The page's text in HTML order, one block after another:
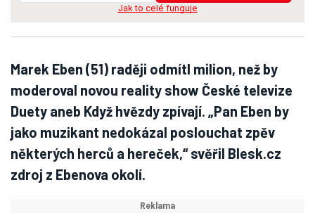
Jak to celé funguje
Marek Eben (51) raději odmítl milion, než by
moderoval novou reality show České televize
Duety aneb Když hvězdy zpívají. „Pan Eben by
jako muzikant nedokázal poslouchat zpěv
některých herců a hereček,“ svěřil Blesk.cz
zdroj z Ebenova okolí.